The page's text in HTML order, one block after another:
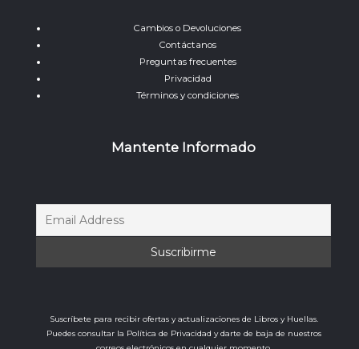
Cambios o Devoluciones
Contáctanos
Preguntas frecuentes
Privacidad
Términos y condiciones
Mantente Informado
Suscríbete para recibir ofertas y actualizaciones de Libros y Huellas.
Puedes consultar la Política de Privacidad y darte de baja de nuestros